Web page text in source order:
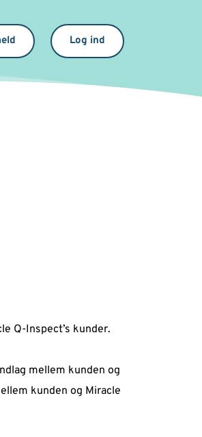
Log ind
Q-Inspect’s kunder.
mellem kunden og
kunden og Miracle